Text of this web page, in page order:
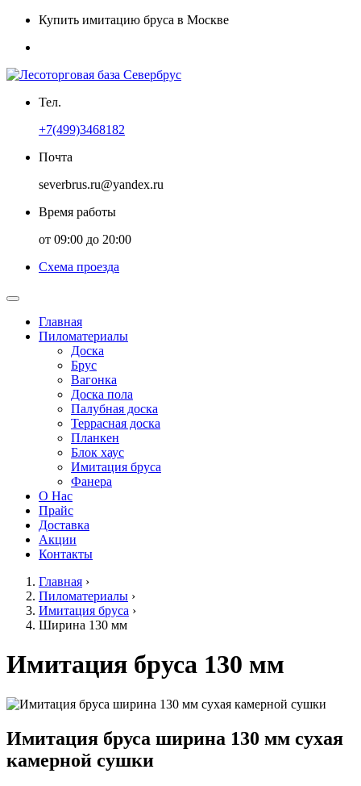
Купить имитацию бруса в Москве
Тел.
+7(499)3468182
Почта
severbrus.ru@yandex.ru
Время работы
от 09:00 до 20:00
Схема проезда
Главная
Пиломатериалы
Доска
Брус
Вагонка
Доска пола
Палубная доска
Террасная доска
Планкен
Блок хаус
Имитация бруса
Фанера
О Нас
Прайс
Доставка
Акции
Контакты
Главная ›
Пиломатериалы ›
Имитация бруса ›
Ширина 130 мм
Имитация бруса 130 мм
Имитация бруса ширина 130 мм сухая
камерной сушки